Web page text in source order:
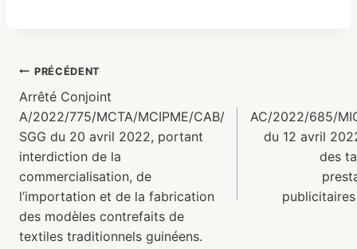
PRÉCÉDENT
Arrêté Conjoint
A/2022/775/MCTA/MCIPME/CAB/
SGG du 20 avril 2022, portant
interdiction de la
commercialisation, de
l’importation et de la fabrication
des modèles contrefaits de
textiles traditionnels guinéens.
AC/2022/685/
du 12 avril
des